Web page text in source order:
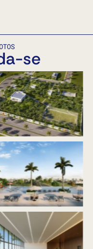
se